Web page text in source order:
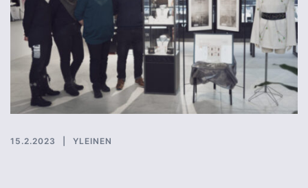
15.2.2023 YLEINEN